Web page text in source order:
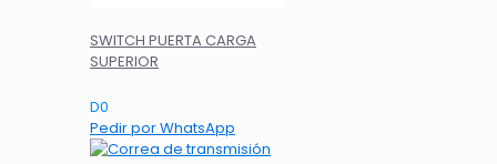
SWITCH PUERTA CARGA
SUPERIOR
D0
Pedir por WhatsApp